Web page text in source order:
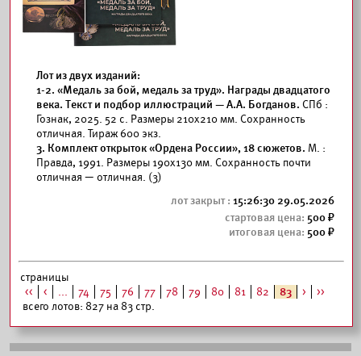
Лот из двух изданий:
1-2. «Медаль за бой, медаль за труд». Награды двадцатого
века. Текст и подбор иллюстраций — А.А. Богданов. СПб :
Гознак, 2025. 52 с. Размеры 210x210 мм. Сохранность
отличная. Тираж 600 экз.
3. Комплект открыток «Ордена России», 18 сюжетов. М. :
Правда, 1991. Размеры 190x130 мм. Сохранность почти
отличная — отличная. (3)
15:26:30 29.05.2026
500
500
страницы
<<
< ... 74 75 76 77 78 79 80 81 82 83 >
>>
всего лотов: 827 на 83 стр.